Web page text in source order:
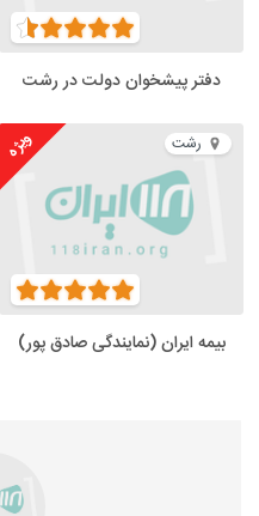
دفتر پیشخوان دولت در رشت
رشت ویژه
بیمه ایران (نمایندگی صادق پور)